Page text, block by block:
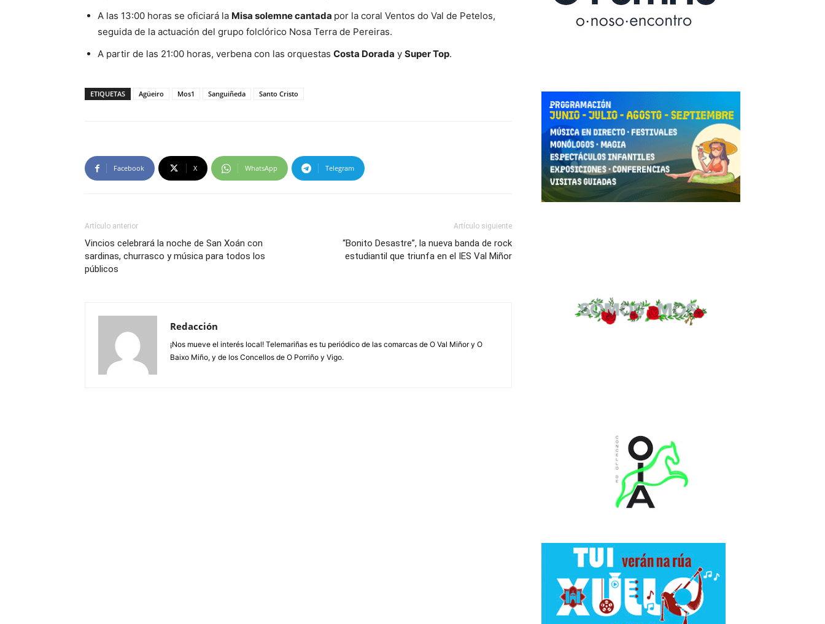
A las 13:00 horas se oficiará la Misa solemne cantada por la coral Ventos do Val de Petelos,
seguida de la actuación del grupo folclórico Nosa Terra de Pereiras.
A partir de las 21:00 horas, verbena con las orquestas Costa Dorada y Super Top.
ETIQUETAS Agüeiro Mos1 Sanguiñeda Santo Cristo
Facebook X WhatsApp Telegram
Artículo anterior
Vincios celebrará la noche de San Xoán con
sardinas, churrasco y música para todos los
públicos
Artículo siguiente
“Bonito Desastre”, la nueva banda de rock
estudiantil que triunfa en el IES Val Miñor
Redacción
¡Nos mueve el interés local! Telemariñas es tu periódico de las comarcas de O Val Miñor y O
Baixo Miño, y de los Concellos de O Porriño y Vigo.